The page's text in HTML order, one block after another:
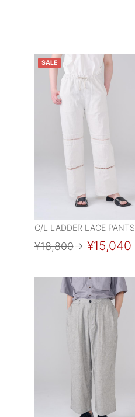
SALE
C/L LADDER LACE PANTS
¥18,800→ ¥15,040